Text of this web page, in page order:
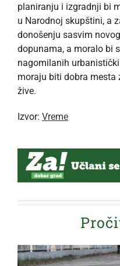
planiranju i izgradnji bi
u Narodnoj skupštini, a
donošenju sasvim
dopunama, a moralo bi
nagomilanih
moraju biti dobra
žive.
Izvor: Vreme